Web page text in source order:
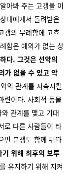
아봐 주는 고갱을 이
대에게서 돌려받은
갱의 무례함에 고흐
함은 예의가 없는 상
다. 그것은 선악의
가 없을 수 있고 악
의 관계를 지속시킬
련이다. 사회적 동물
관계를 맺고 기대
로 다른 사람들이 타
면 분쟁도 함께 뒤따
위해 최후의 보루
유지하기 위해 지켜